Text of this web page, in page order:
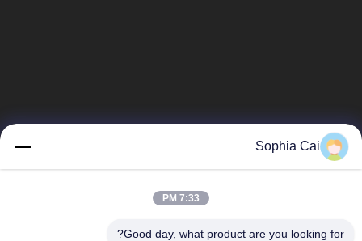
Sophia Cai
7:33 PM
Good day, what product are you looking for?